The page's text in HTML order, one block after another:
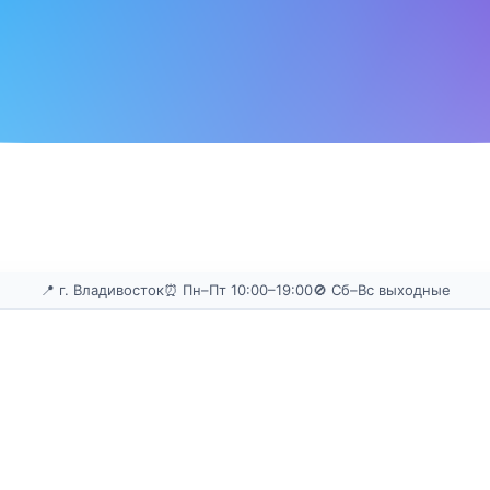
📍 г. Владивосток⏰ Пн–Пт 10:00–19:00🚫 Сб–Вс выходные